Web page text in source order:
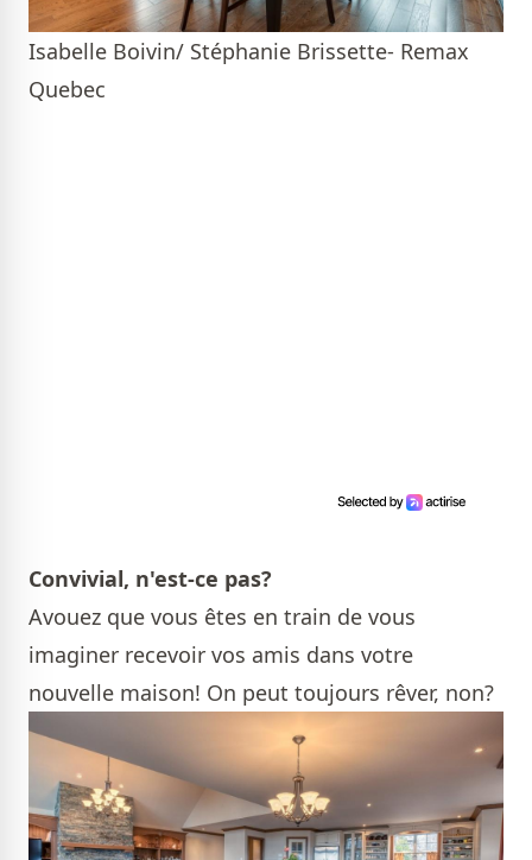
Isabelle Boivin/ Stéphanie Brissette- Remax
Quebec
Convivial, n'est-ce pas?
Avouez que vous êtes en train de vous
imaginer recevoir vos amis dans votre
nouvelle maison! On peut toujours rêver, non?